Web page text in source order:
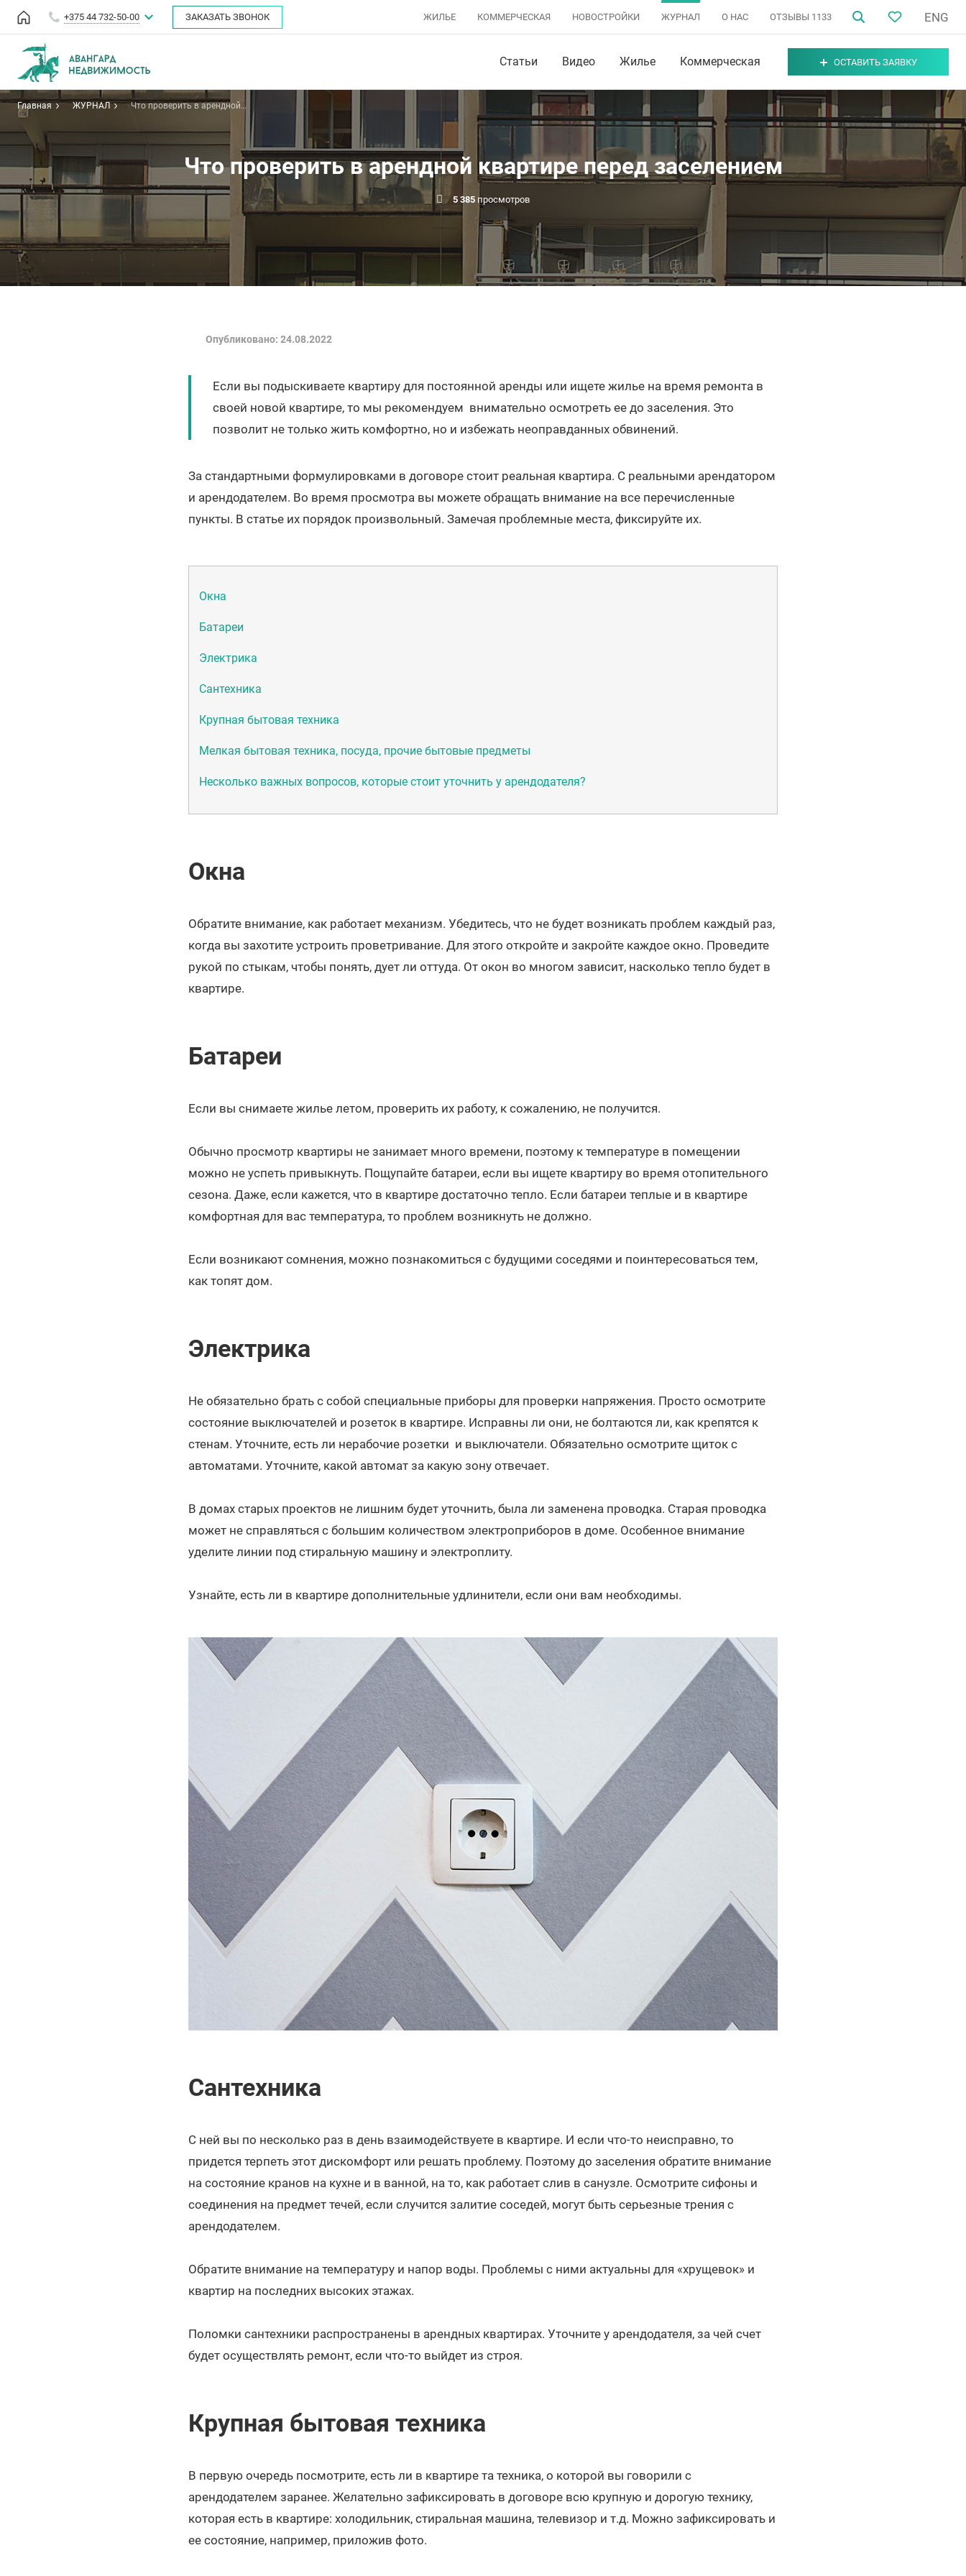
+375 44 732-50-00 ЗАКАЗАТЬ ЗВОНОК ЖИЛЬЕ КОММЕРЧЕСКАЯ НОВОСТРОЙКИ ЖУРНАЛ О НАС ОТЗЫВЫ 1133 ENG
Статьи Видео Жилье Коммерческая ОСТАВИТЬ ЗАЯВКУ
Главная ЖУРНАЛ
Что проверить в арендной
Что проверить в арендной квартире перед заселением
5 385 просмотров
Опубликовано: 24.08.2022
Если вы подыскиваете квартиру для постоянной аренды или ищете жилье на время ремонта в
своей новой квартире, то мы рекомендуем внимательно осмотреть ее до заселения. Это
позволит не только жить комфортно, но и избежать неоправданных обвинений.
За стандартными формулировками в договоре стоит реальная квартира. С реальными арендатором
и арендодателем. Во время просмотра вы можете обращать внимание на все перечисленные
пункты. В статье их порядок произвольный. Замечая проблемные места, фиксируйте их.
Окна
Батареи
Электрика
Сантехника
Крупная бытовая техника
Мелкая бытовая техника, посуда, прочие бытовые предметы
Несколько важных вопросов, которые стоит уточнить у арендодателя?
Окна
Обратите внимание, как работает механизм. Убедитесь, что не будет возникать проблем каждый раз,
когда вы захотите устроить проветривание. Для этого откройте и закройте каждое окно. Проведите
рукой по стыкам, чтобы понять, дует ли оттуда. От окон во многом зависит, насколько тепло будет в
квартире.
Батареи
Если вы снимаете жилье летом, проверить их работу, к сожалению, не получится.
Обычно просмотр квартиры не занимает много времени, поэтому к температуре в помещении
можно не успеть привыкнуть. Пощупайте батареи, если вы ищете квартиру во время отопительного
сезона. Даже, если кажется, что в квартире достаточно тепло. Если батареи теплые и в квартире
комфортная для вас температура, то проблем возникнуть не должно.
Если возникают сомнения, можно познакомиться с будущими соседями и поинтересоваться тем,
как топят дом.
Электрика
Не обязательно брать с собой специальные приборы для проверки напряжения. Просто осмотрите
состояние выключателей и розеток в квартире. Исправны ли они, не болтаются ли, как крепятся к
стенам. Уточните, есть ли нерабочие розетки и выключатели. Обязательно осмотрите щиток с
автоматами. Уточните, какой автомат за какую зону отвечает.
В домах старых проектов не лишним будет уточнить, была ли заменена проводка. Старая проводка
может не справляться с большим количеством электроприборов в доме. Особенное внимание
уделите линии под стиральную машину и электроплиту.
Узнайте, есть ли в квартире дополнительные удлинители, если они вам необходимы.
Сантехника
С ней вы по несколько раз в день взаимодействуете в квартире. И если что-то неисправно, то
придется терпеть этот дискомфорт или решать проблему. Поэтому до заселения обратите внимание
на состояние кранов на кухне и в ванной, на то, как работает слив в санузле. Осмотрите сифоны и
соединения на предмет течей, если случится залитие соседей, могут быть серьезные трения с
арендодателем.
Обратите внимание на температуру и напор воды. Проблемы с ними актуальны для «хрущевок» и
квартир на последних высоких этажах.
Поломки сантехники распространены в арендных квартирах. Уточните у арендодателя, за чей счет
будет осуществлять ремонт, если что-то выйдет из строя.
Крупная бытовая техника
В первую очередь посмотрите, есть ли в квартире та техника, о которой вы говорили с
арендодателем заранее. Желательно зафиксировать в договоре всю крупную и дорогую технику,
которая есть в квартире: холодильник, стиральная машина, телевизор и т.д. Можно зафиксировать и
ее состояние, например, приложив фото.